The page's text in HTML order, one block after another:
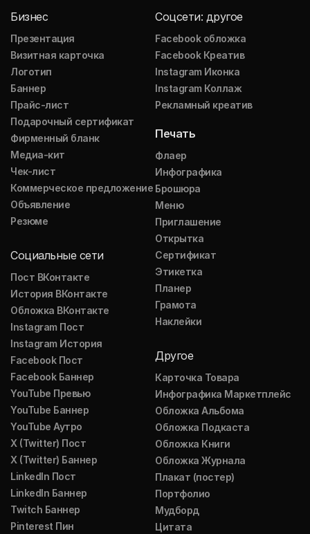
Бизнес
Презентация
Визитная карточка
Логотип
Баннер
Прайс-лист
Подарочный сертификат
Фирменный бланк
Медиа-кит
Чек-лист
Коммерческое предложение
Объявление
Резюме
Социальные сети
Пост ВКонтакте
История ВКонтакте
Обложка ВКонтакте
Instagram Пост
Instagram История
Facebook Пост
Facebook Баннер
YouTube Превью
YouTube Баннер
YouTube Аутро
X (Twitter) Пост
X (Twitter) Баннер
LinkedIn Пост
LinkedIn Баннер
Twitch Баннер
Pinterest Пин
Соцсети: другое
Facebook обложка
Facebook Креатив
Instagram Иконка
Instagram Коллаж
Рекламный креатив
Печать
Флаер
Инфографика
Брошюра
Меню
Приглашение
Открытка
Сертификат
Этикетка
Планер
Грамота
Наклейки
Другое
Карточка Товара
Инфографика Маркетплейс
Обложка Альбома
Обложка Подкаста
Обложка Книги
Обложка Журнала
Плакат (постер)
Портфолио
Мудборд
Цитата